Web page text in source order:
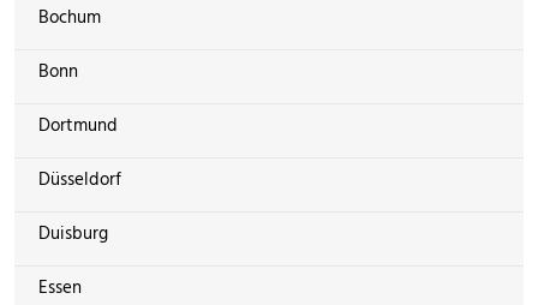
Bochum
Bonn
Dortmund
Düsseldorf
Duisburg
Essen